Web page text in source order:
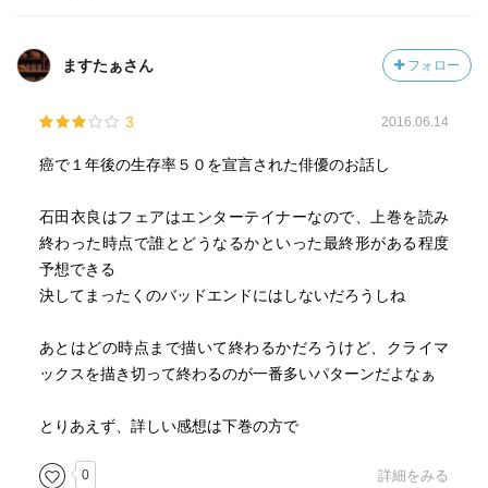
ますたぁさん フォロー
3 2016.06.14
癌で１年後の生存率５０を宣言された俳優のお話し
石田衣良はフェアはエンターテイナーなので、上巻を読み
終わった時点で誰とどうなるかといった最終形がある程度
予想できる
決してまったくのバッドエンドにはしないだろうしね
あとはどの時点まで描いて終わるかだろうけど、クライマ
ックスを描き切って終わるのが一番多いパターンだよなぁ
とりあえず、詳しい感想は下巻の方で
0 詳細をみる